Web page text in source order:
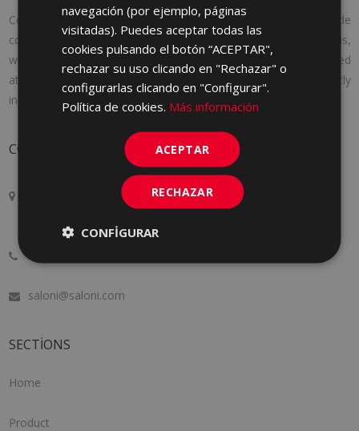
Cerámica Saloni was founded in 1971 with a clear idea: to provide
consumers with the products they needed. And to achieve this,
we adapt to the needs of each client, offering personalized
attention, following the latest market trends and constantly
innovating to improve a little more every day.
CONTACT
Crta. Alcora Km. 17, 12130
+34 964 34 34 34
saloni@saloni.com
SECTIONS
Home
Product
navegación (por ejemplo, páginas
visitadas). Puedes aceptar todas las
cookies pulsando el botón “ACEPTAR",
rechazar su uso clicando en "Rechazar" o
configurarlas clicando en "Configurar".
Política de cookies. Más información
ACEPTAR
RECHAZAR
CONFIGURAR